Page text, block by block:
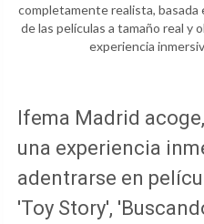
completamente realista,
de las películas a tamaño real y
experiencia
Ifema Madrid
una experiencia
adentrarse en
'Toy Story',